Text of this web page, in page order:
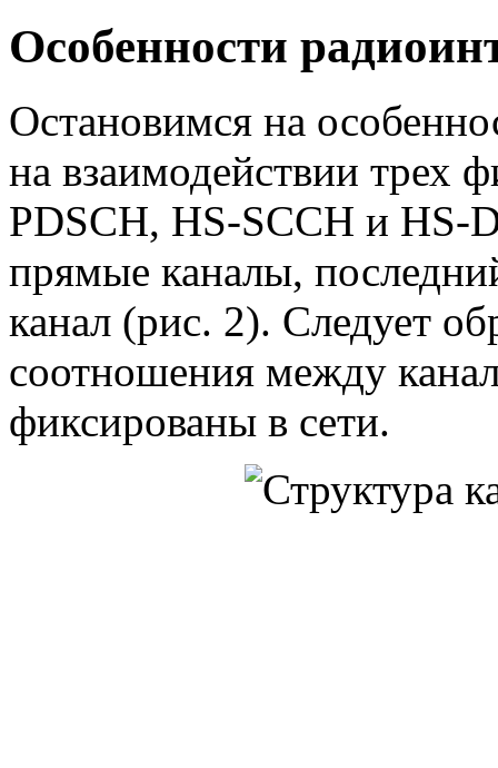
Особенности
Остановимся на
на взаимодействии трех
PDSCH, HS-SCCH и HS-
прямые каналы,
канал (рис. 2). Следует
соотношения между
фиксированы в сети.